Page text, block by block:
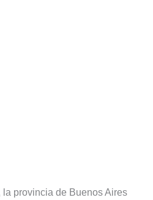
provincia de Buenos Aires